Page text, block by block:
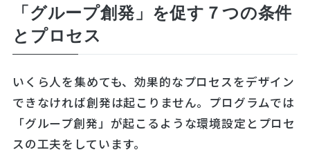
「グループ創発」を促す７つの条件
とプロセス
いくら人を集めても、効果的なプロセスをデザイン
できなければ創発は起こりません。プログラムでは
「グループ創発」が起こるような環境設定とプロセ
スの工夫をしています。